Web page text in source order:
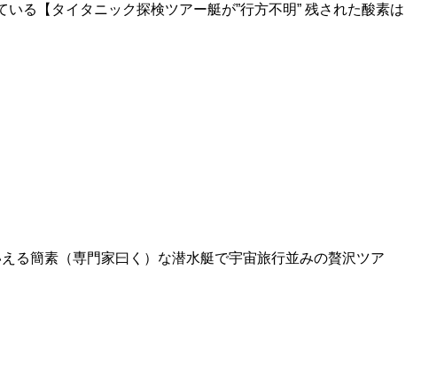
いる【タイタニック探検ツアー艇が”行方不明” 残された酸素は
る簡素（専門家曰く）な潜水艇で宇宙旅行並みの贅沢ツア